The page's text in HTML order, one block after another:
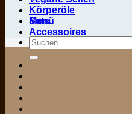
Menü
Suchen
nach:
Körperöle
Sets
Accessoires